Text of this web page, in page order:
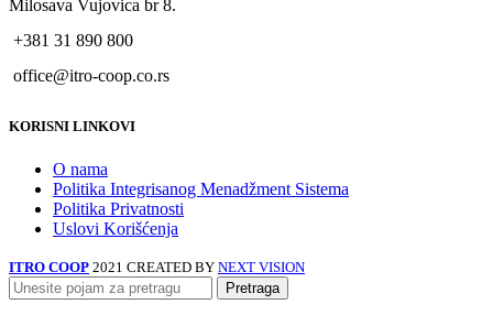
Milosava Vujovica br 8.
+381 31 890 800
office@itro-coop.co.rs
KORISNI LINKOVI
O nama
Politika Integrisanog Menadžment Sistema
Politika Privatnosti
Uslovi Korišćenja
ITRO COOP 2021 CREATED BY NEXT VISION
Pretraga